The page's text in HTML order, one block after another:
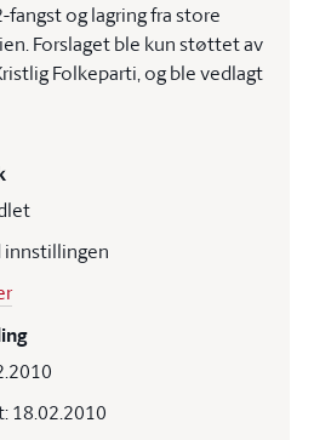
fangst og lagring fra store
Forslaget ble kun støttet av
Folkeparti, og ble vedlagt
innstillingen
18.02.2010